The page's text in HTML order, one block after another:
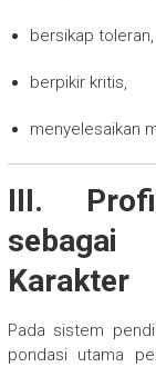
bersikap toleran,
berpikir kritis,
menyelesaikan
III.
sebagai
Karakter
Pada sistem
pondasi utama